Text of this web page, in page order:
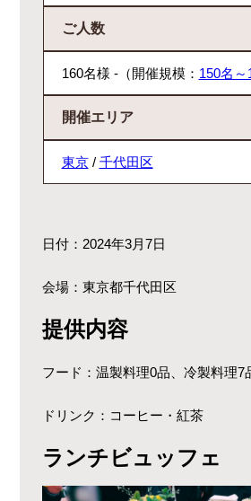
ご人数
160名様 -（開催規模： 150名～
開催エリア
東京/ 千代田区
日付：2024年3月7日
会場：東京都千代田区
提供内容
フード：温製料理0品、冷製料理7
ドリンク：コーヒー・紅茶
ランチビュッフェ